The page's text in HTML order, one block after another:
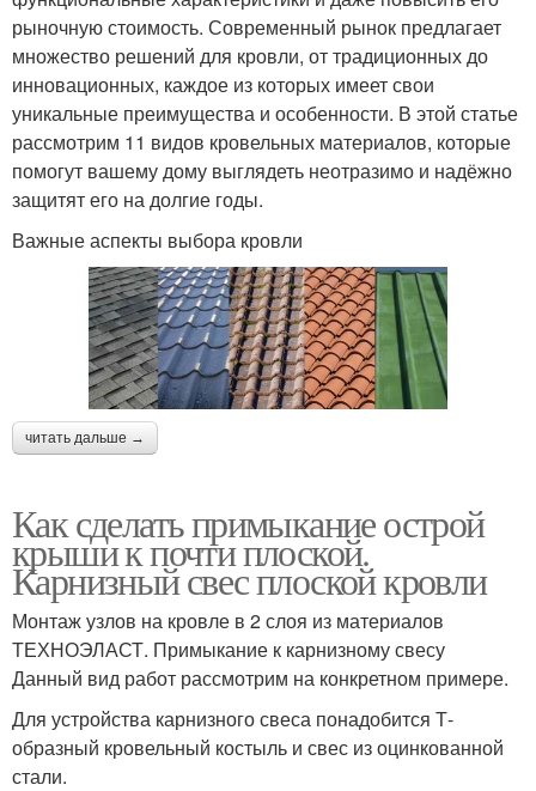
рыночную стоимость. Современный рынок предлагает
множество решений для кровли, от традиционных до
инновационных, каждое из которых имеет свои
уникальные преимущества и особенности. В этой статье
рассмотрим 11 видов кровельных материалов, которые
помогут вашему дому выглядеть неотразимо и надёжно
защитят его на долгие годы.
Важные аспекты выбора кровли
читать дальше →
Как сделать примыкание острой
крыши к почти плоской.
Карнизный свес плоской кровли
Монтаж узлов на кровле в 2 слоя из материалов
ТЕХНОЭЛАСТ. Примыкание к карнизному свесу
Данный вид работ рассмотрим на конкретном примере.
Для устройства карнизного свеса понадобится Т-
образный кровельный костыль и свес из оцинкованной
стали.